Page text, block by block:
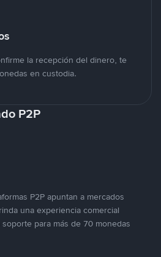
la recepción del dinero, te
en custodia.
P2P
P2P apuntan a mercados
una experiencia comercial
para más de 70 monedas